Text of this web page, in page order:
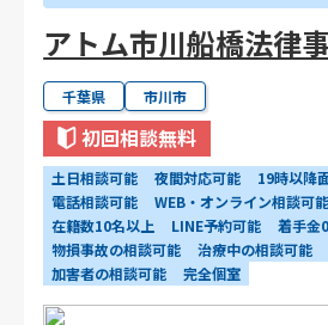
アトム市川船橋法律
千葉県 市川市
初回相談無料
土日相談可能 夜間対応可能 19時以降
電話相談可能
WEB・オンライン相談可能
在籍数10名以上
LINE予約可能
着手金
物損事故の相談可能
治療中の相談可能
加害者の相談可能
完全個室